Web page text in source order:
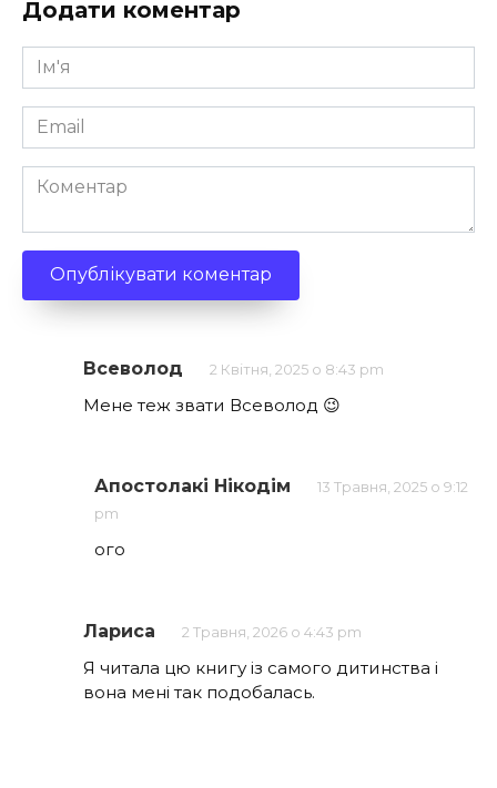
Додати коментар
Ім'я
*
Email
*
Коментар
Всеволод 2 Квітня, 2025 о 8:43 pm
Мене теж звати Всеволод 😉
Апостолакі Нікодім
13 Травня, 2025 о 9:12
pm
ого
Лариса 2 Травня, 2026 о 4:43 pm
Я читала цю книгу із самого дитинства і
вона мені так подобалась.